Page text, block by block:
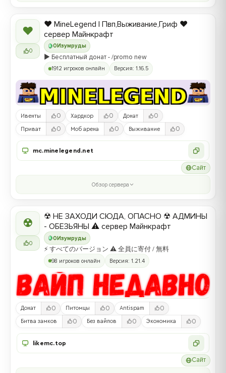
❤
0
0 Изумруды
❤️ MineLegend | Пвп,Выживание,Гриф ❤️
сервер Майнкрафт
▶️ Бесплатный донат - /promo new
1912 игроков онлайн Версия: 1.16.5
Ивенты 0 Хардкор 0 Донат 0
Приват 0 Моб арена 0 Выживание 0
mc.minelegend.net
Сайт
Обзор сервера
☢
0
0Изумруды
☢ НЕ ЗАХОДИ СЮДА, ОПАСНО ☢ АДМИНЫ
- ОБЕЗЬЯНЫ ⚠ сервер Майнкрафт
⚡ すべてのバージョン ⚠ 全員に寄付 / 無料
98 игроков онлайн Версия: 1.21.4
Донат 0 Питомцы 0 Antispam 0
Битва замков 0 Без вайпов 0 Экономика 0
likemc.top
Сайт